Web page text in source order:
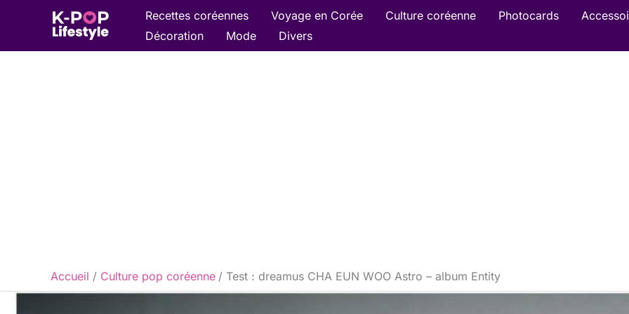
contenu
Recettes coréennes Voyage en Corée Culture coréenne Photocards
Décoration
Mode Divers
Accueil Culture pop coréenne Test : dreamus CHA EUN WOO Astro – album Entity